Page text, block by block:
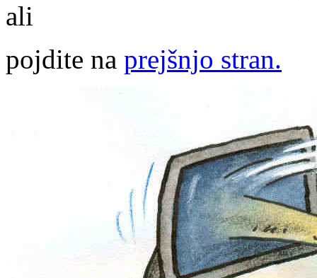
ali
pojdite na prejšnjo stran.